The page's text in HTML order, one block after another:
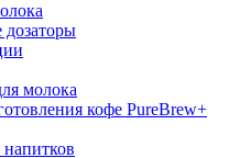
дозаторы
молока
кофе PureBrew+